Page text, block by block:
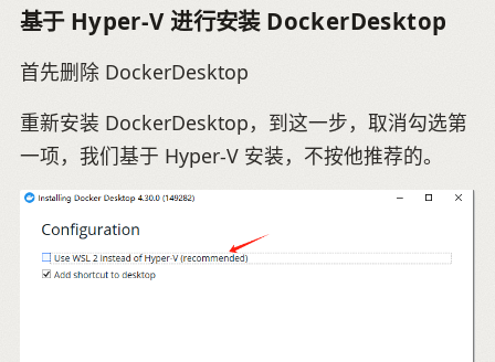
基于 Hyper-V 进行安装 DockerDesktop
首先删除 DockerDesktop
重新安装 DockerDesktop，到这一步，取消勾选第
一项，我们基于 Hyper-V 安装，不按他推荐的。